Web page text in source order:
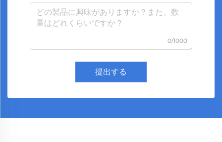
0/1000
提出する